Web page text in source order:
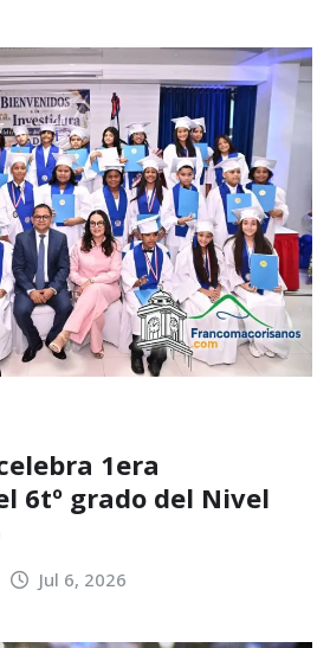
1era
6tº grado del Nivel
Jul 6, 2026